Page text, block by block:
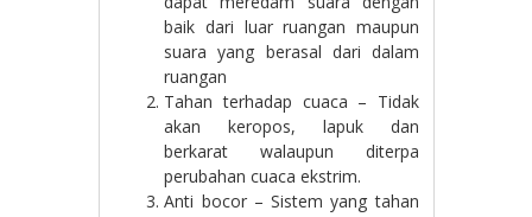
baik dari luar ruangan maupun
suara yang berasal dari dalam
ruangan
Tahan terhadap cuaca – Tidak
akan keropos, lapuk dan
berkarat walaupun diterpa
perubahan cuaca ekstrim.
Anti bocor – Sistem yang tahan